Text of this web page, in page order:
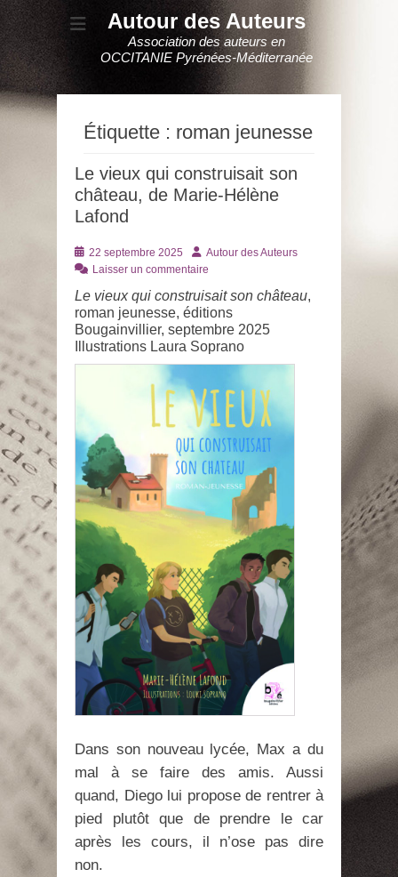
Autour des Auteurs
Association des auteurs en
OCCITANIE Pyrénées-Méditerranée
Étiquette : roman jeunesse
Le vieux qui construisait son
château, de Marie-Hélène
Lafond
Posté
le
22 septembre 2025 AuteurAutour des Auteurs
Laisser un commentaire
Le vieux qui construisait son château,
roman jeunesse, éditions
Bougainvillier, septembre 2025
Illustrations Laura Soprano
Dans son nouveau lycée, Max a du
mal à se faire des amis. Aussi
quand, Diego lui propose de rentrer à
pied plutôt que de prendre le car
après les cours, il n’ose pas dire
non.